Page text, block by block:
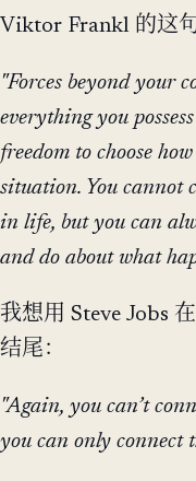
Viktor Frankl 的这
"Forces beyond your
everything you
freedom to choose
situation. You cannot
in life, but you can
and do about what
我想用 Steve Jobs
结尾：
"Again, you can’t
you can only connect